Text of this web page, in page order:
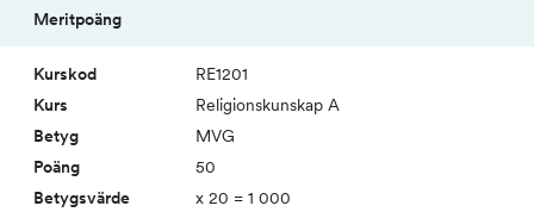
RE1201
Religions­kunskap A
MVG
50
x 20 = 1 000